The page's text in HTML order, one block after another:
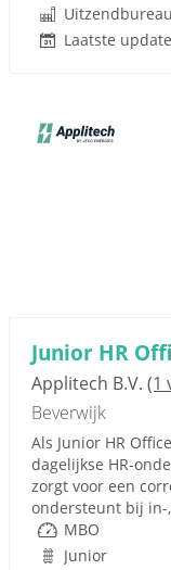
Uitzendbureau
Laatste
Junior HR
Applitech B.V. (1
Beverwijk
Als Junior HR
dagelijkse HR-
zorgt voor een
ondersteunt bij in-
MBO
Junior